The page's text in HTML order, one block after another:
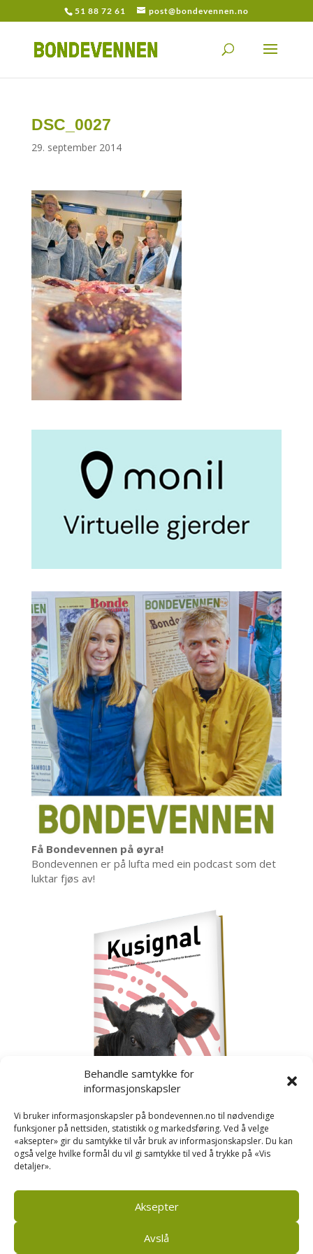
Behandle samtykke for
informasjonskapsler
Vi bruker informasjonskapsler på bondevennen.no til nødvendige
funksjoner på nettsiden, statistikk og markedsføring. Ved å velge
«aksepter» gir du samtykke til vår bruk av informasjonskapsler. Du kan
også velge hvilke formål du vil gi samtykke til ved å trykke på «Vis
detaljer».
Aksepter
Avslå
51 88 72 61 post@bondevennen.no
DSC_0027
29. september 2014
Få Bondevennen på øyra!
Bondevennen er på lufta med ein podcast som det
luktar fjøs av!
Kusignal